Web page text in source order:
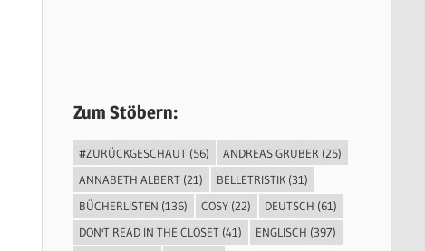
Zum Stöbern:
#ZURÜCKGESCHAUT (56) ANDREAS GRUBER (25)
ANNABETH ALBERT (21) BELLETRISTIK (31)
BÜCHERLISTEN (136) COSY (22) DEUTSCH (61)
DON'T READ IN THE CLOSET (41) ENGLISCH (397)